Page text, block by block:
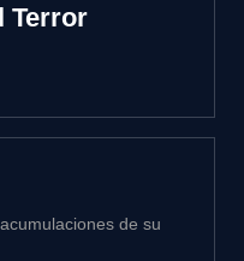
Terror
de su